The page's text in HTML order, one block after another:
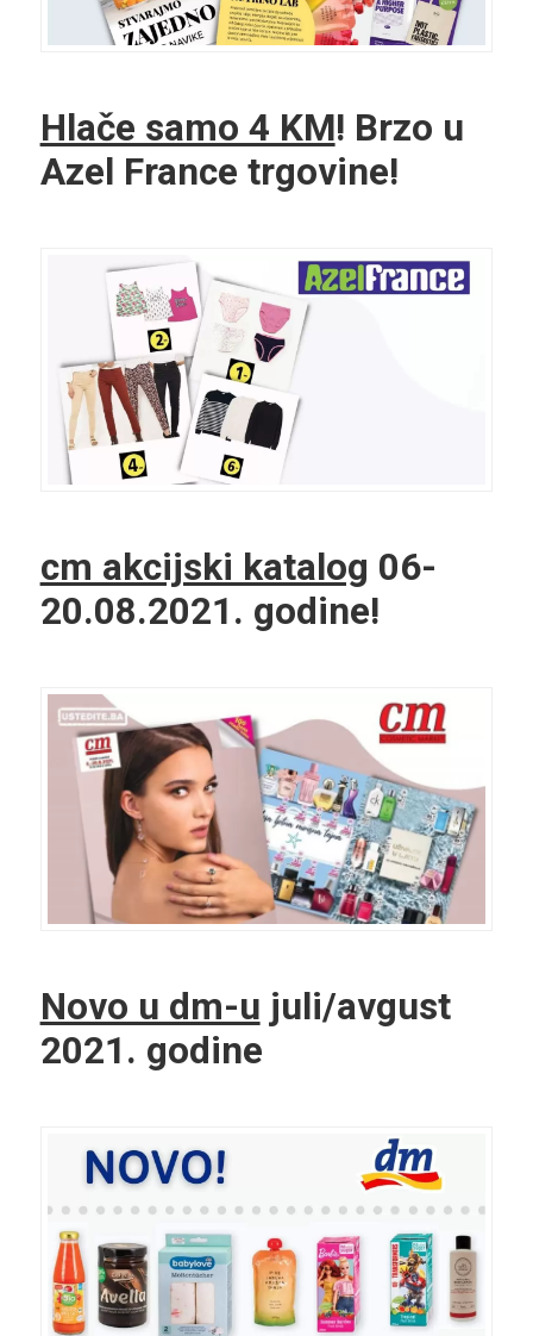
Hlače samo 4 KM! Brzo u
Azel France trgovine!
cm akcijski katalog 06-
20.08.2021. godine!
Novo u dm-u juli/avgust
2021. godine